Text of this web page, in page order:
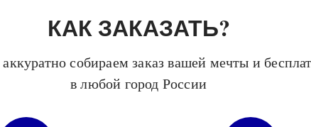
КАК ЗАКАЗАТЬ?
собираем заказ вашей мечты и
в любой город России